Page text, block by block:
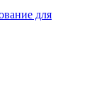
для